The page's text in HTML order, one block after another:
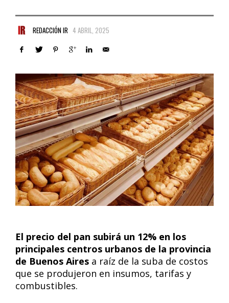
REDACCIÓN IR 4 ABRIL, 2025
El precio del pan subirá un 12% en los
principales centros urbanos de la provincia
de Buenos Aires a raíz de la suba de costos
que se produjeron en insumos, tarifas y
combustibles.